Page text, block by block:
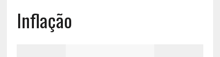
Inflação